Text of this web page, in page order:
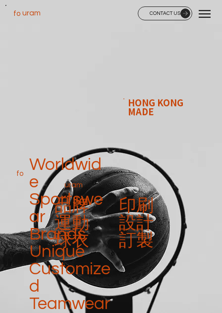
CONTACT US
uram
fo
Worldwid
e
Sportswe
ar
Brands
Unique
Customize
d
Teamwear
​品牌
運動
球衣
印刷
設計
訂製
HONG KONG
MADE
fo
uram